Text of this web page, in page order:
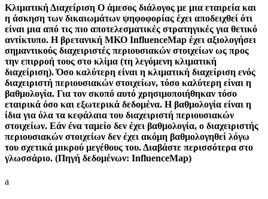
Κλιματική Διαχείριση Ο άμεσος διάλογος με μια εταιρεία και
η άσκηση των δικαιωμάτων ψηφοφορίας έχει αποδειχθεί ότι
είναι μια από τις πιο αποτελεσματικές στρατηγικές για θετικό
αντίκτυπο. Η βρετανική ΜΚΟ InfluenceMap έχει αξιολογήσει
σημαντικούς διαχειριστές περιουσιακών στοιχείων ως προς
την επιρροή τους στο κλίμα (τη λεγόμενη κλιματική
διαχείριση). Όσο καλύτερη είναι η κλιματική διαχείριση ενός
διαχειριστή περιουσιακών στοιχείων, τόσο καλύτερη είναι η
βαθμολογία. Για τον σκοπό αυτό χρησιμοποιήθηκαν τόσο
εταιρικά όσο και εξωτερικά δεδομένα. Η βαθμολογία είναι η
ίδια για όλα τα κεφάλαια του διαχειριστή περιουσιακών
στοιχείων. Εάν ένα ταμείο δεν έχει βαθμολογία, ο διαχειριστής
περιουσιακών στοιχείων δεν έχει ακόμη βαθμολογηθεί λόγω
του σχετικά μικρού μεγέθους του. Διαβάστε περισσότερα στο
γλωσσάριο. (Πηγή δεδομένων: InfluenceMap)
a